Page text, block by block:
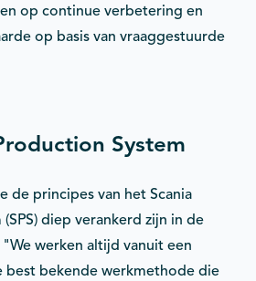
op continue verbetering en
op basis van vraaggestuurde
System
de principes van het Scania
diep verankerd zijn in de
werken altijd vanuit een
best bekende werkmethode die